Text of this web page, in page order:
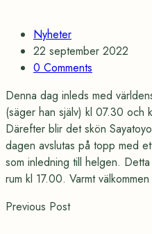
Categories
Nyheter
Post
date
22 september 2022
Comments
0 Comments
Denna dag inleds med
(säger han själv) kl 07.30 och
Därefter blir det skön
dagen avslutas på topp med
som inledning till helgen.
rum kl 17.00. Varmt
Previous Post